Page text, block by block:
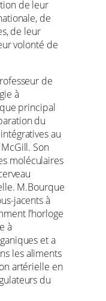
de leur
de
de leur
volonté de
de
à
principal
du
au
Son
moléculaires
M.Bourque
jacents à
l’horloge
à
et a
les aliments
artérielle en
du